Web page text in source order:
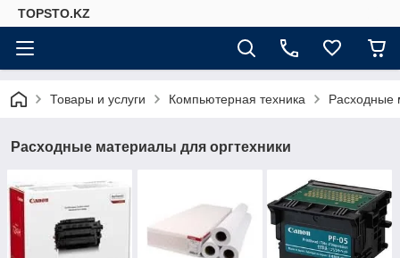
TOPSTO.KZ
Товары и услуги Компьютерная техника Расходные
Расходные материалы для оргтехники